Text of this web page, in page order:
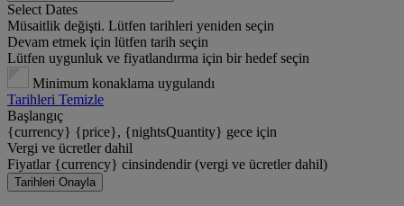
Select Dates
Müsaitlik değişti. Lütfen tarihleri yeniden seçin
Devam etmek için lütfen tarih seçin
Lütfen uygunluk ve fiyatlandırma için bir hedef seçin
Minimum konaklama uygulandı
Tarihleri Temizle
Başlangıç
{currency} {price}, {nightsQuantity} gece için
Vergi ve ücretler dahil
Fiyatlar {currency} cinsindendir (vergi ve ücretler dahil)
Tarihleri Onayla